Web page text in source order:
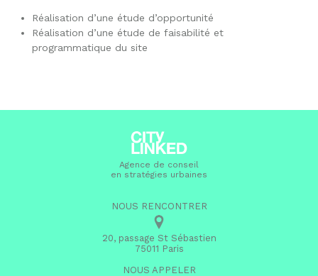
Réalisation d’une étude d’opportunité
Réalisation d’une étude de faisabilité et
programmatique du site
Agence de conseil
en stratégies urbaines
NOUS RENCONTRER
20, passage St Sébastien
75011 Paris
NOUS APPELER